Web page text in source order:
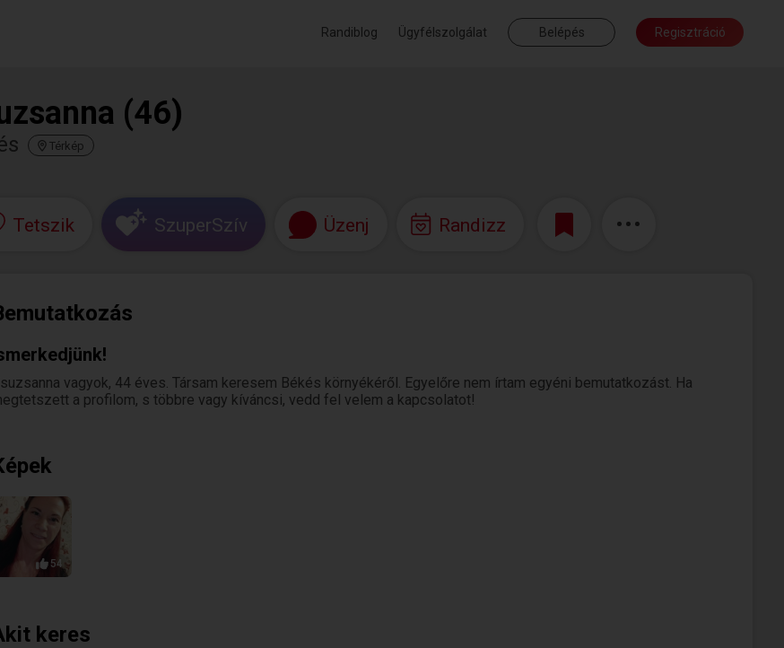
Randiblog Ügyfélszolgálat Belépés Regisztráció
(46)
Térkép
Tetszik SzuperSzív Üzenj Randizz
vagyok, 44 éves. Társam keresem Békés környékéről. Egyelőre nem írtam egyéni bemutatkozást. Ha
a profilom, s többre vagy kíváncsi, vedd fel velem a kapcsolatot!
54
keres